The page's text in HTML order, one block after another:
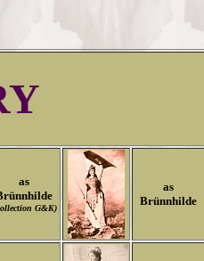
as
G&K)
as
Brünnhilde